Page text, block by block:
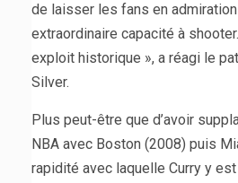
de laisser les fans en
extraordinaire capacité à
exploit historique », a réagi le
Silver.
Plus peut-être que d’avoir
NBA avec Boston (2008) puis
rapidité avec laquelle Curry y